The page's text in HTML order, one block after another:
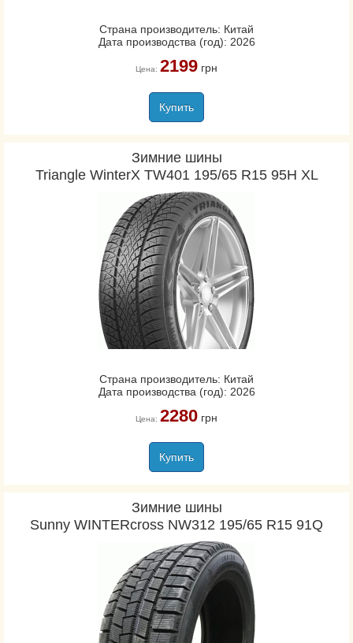
Страна производитель: Китай
Дата производства (год): 2026
Цена: 2199грн
Купить
Зимние шины
Triangle WinterX TW401 195/65 R15 95H XL
Страна производитель: Китай
Дата производства (год): 2026
Цена: 2280грн
Купить
Зимние шины
Sunny WINTERcross NW312 195/65 R15 91Q